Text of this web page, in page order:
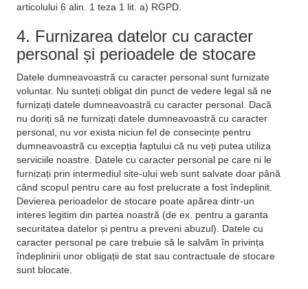
articolului 6 alin. 1 teza 1 lit. a) RGPD.
4. Furnizarea datelor cu caracter
personal și perioadele de stocare
Datele dumneavoastră cu caracter personal sunt furnizate
voluntar. Nu sunteți obligat din punct de vedere legal să ne
furnizați datele dumneavoastră cu caracter personal. Dacă
nu doriți să ne furnizați datele dumneavoastră cu caracter
personal, nu vor exista niciun fel de consecințe pentru
dumneavoastră cu excepția faptului că nu veți putea utiliza
serviciile noastre. Datele cu caracter personal pe care ni le
furnizați prin intermediul site-ului web sunt salvate doar până
când scopul pentru care au fost prelucrate a fost îndeplinit.
Devierea perioadelor de stocare poate apărea dintr-un
interes legitim din partea noastră (de ex. pentru a garanta
securitatea datelor și pentru a preveni abuzul). Datele cu
caracter personal pe care trebuie să le salvăm în privința
îndeplinirii unor obligații de stat sau contractuale de stocare
sunt blocate.